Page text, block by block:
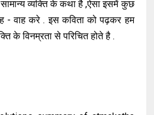
व्यक्ति के कथा है ,ऐसा इसमें कुछ
- वाह करे . इस कविता को पढ़कर हम
के विनम्रता से परिचित होते है .